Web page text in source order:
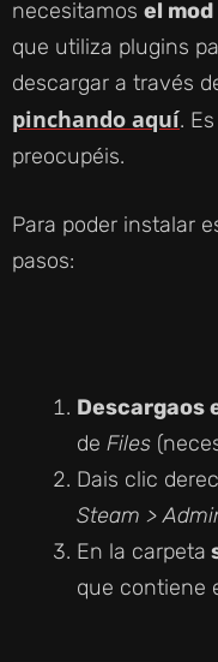
necesitamos el
que utiliza plugins
descargar a través
pinchando aquí.
preocupéis.
Para poder instalar
pasos:
Descargaos
de Files
Dais clic
Steam >
En la carpeta
que contiene